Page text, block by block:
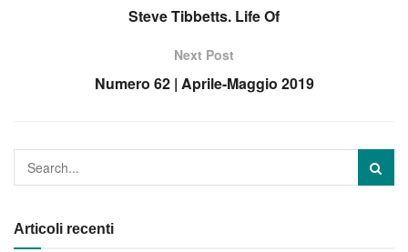
Steve Tibbetts. Life Of
Next Post
Numero 62 | Aprile-Maggio 2019
Articoli recenti